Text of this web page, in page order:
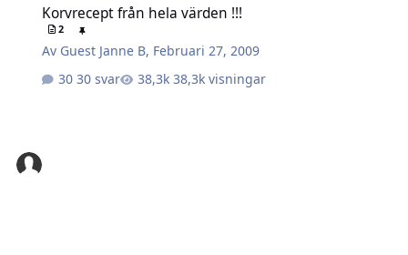
Korvrecept från hela värden !!!
2
Av Guest Janne B, Februari 27, 2009
30 svar
38,3k visningar